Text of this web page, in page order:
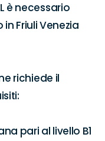
è necessario
Friuli Venezia
richiede il
pari al livello B1